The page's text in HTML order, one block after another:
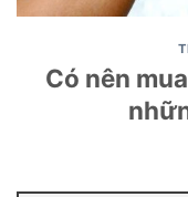
Có nên